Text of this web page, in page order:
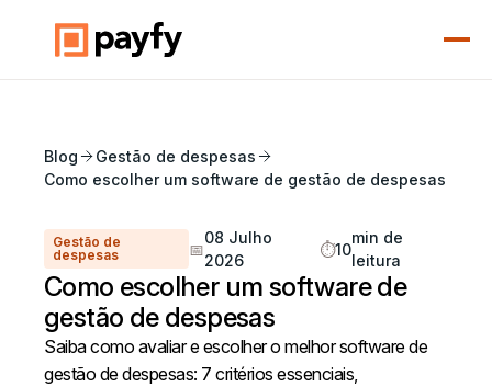
Blog
Gestão de despesas
Como escolher um software de gestão de despesas
Gestão de
despesas
📅
08 Julho
2026
⏱️10
min de
leitura
Como escolher um software de
gestão de despesas
Saiba como avaliar e escolher o melhor software de
gestão de despesas: 7 critérios essenciais,